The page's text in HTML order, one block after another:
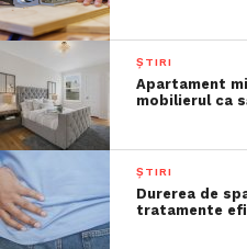
ȘTIRI
Apartament
mobilierul ca
ȘTIRI
Durerea de
tratamente